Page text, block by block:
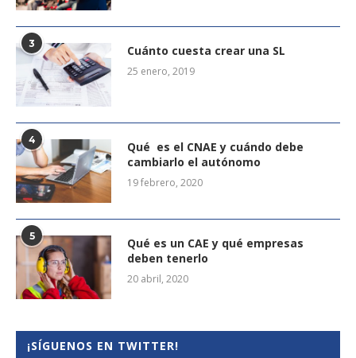
3 Cuánto cuesta crear una SL
25 enero, 2019
4
Qué es el CNAE y cuándo debe
cambiarlo el autónomo
19 febrero, 2020
5
Qué es un CAE y qué empresas
deben tenerlo
20 abril, 2020
¡SÍGUENOS EN TWITTER!